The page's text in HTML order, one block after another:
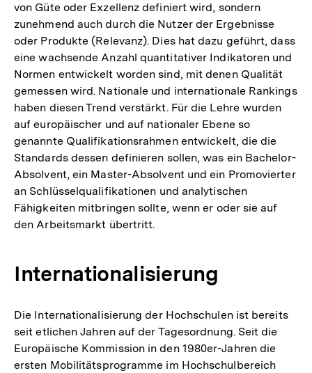
von Güte oder Exzellenz definiert wird, sondern
zunehmend auch durch die Nutzer der Ergebnisse
oder Produkte (Relevanz). Dies hat dazu geführt, dass
eine wachsende Anzahl quantitativer Indikatoren und
Normen entwickelt worden sind, mit denen Qualität
gemessen wird. Nationale und internationale Rankings
haben diesen Trend verstärkt. Für die Lehre wurden
auf europäischer und auf nationaler Ebene so
genannte Qualifikationsrahmen entwickelt, die die
Standards dessen definieren sollen, was ein Bachelor-
Absolvent, ein Master-Absolvent und ein Promovierter
an Schlüsselqualifikationen und analytischen
Fähigkeiten mitbringen sollte, wenn er oder sie auf
den Arbeitsmarkt übertritt.
Internationalisierung
Die Internationalisierung der Hochschulen ist bereits
seit etlichen Jahren auf der Tagesordnung. Seit die
Europäische Kommission in den 1980er-Jahren die
ersten Mobilitätsprogramme im Hochschulbereich